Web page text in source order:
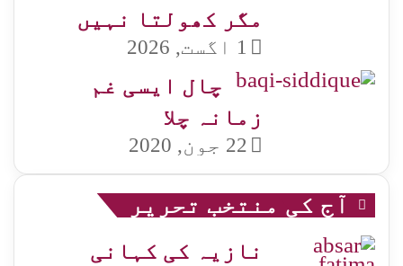
مگر کھولتا نہیں
1 اگست, 2026
چال ایسی غم
زمانہ چلا
22 جون, 2020
آج کی منتخب تحریر
نازیہ کی کہانی